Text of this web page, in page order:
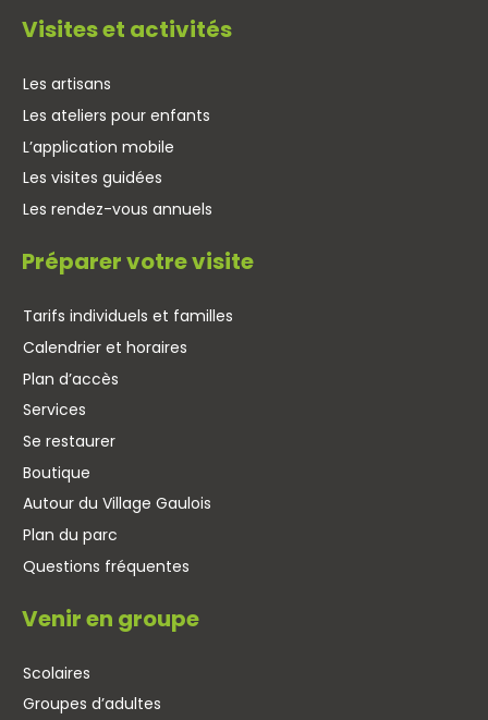
Visites et activités
Les artisans
Les ateliers pour enfants
L’application mobile
Les visites guidées
Les rendez-vous annuels
Préparer votre visite
Tarifs individuels et familles
Calendrier et horaires
Plan d’accès
Services
Se restaurer
Boutique
Autour du Village Gaulois
Plan du parc
Questions fréquentes
Venir en groupe
Scolaires
Groupes d’adultes